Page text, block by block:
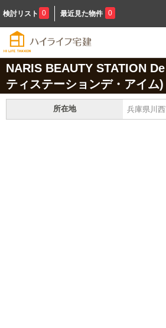
検討リスト 0 最近見た物件 0
NARIS BEAUTY STATION
ティステーションデ・アイム
所在地 兵庫県川